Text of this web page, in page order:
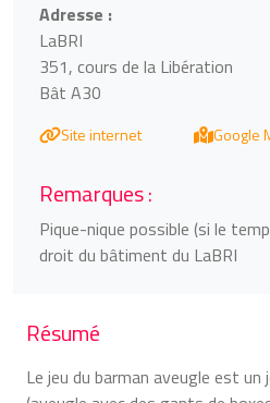
Adresse :
LaBRI
351, cours de la Libération
Bât A30
Site internet Google
Remarques :
Pique-nique possible (si le
droit du bâtiment du LaBRI
Résumé
Le jeu du barman aveugle est un